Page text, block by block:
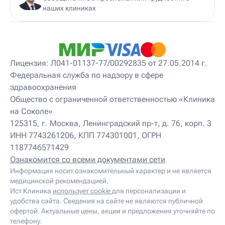
Детский мануальный терапевт
Детский массажист
Детский невропатолог
Детский нейропсихолог
Детский нутрициолог
Детский ортопед
Детский остеопат
Детский отоневролог
Детский подиатр
Детский психолог
Детский психотерапевт
Детский реабилитолог
Детский ревматолог
Детский рефлексотерапевт
Детский сомнолог
Детский спортивный врач
Детский травматолог
Детский травматолог-ортопед
Детский физиотерапевт
наших клиниках
Лицензия: Л041-01137-77/00292835 от 27.05.2014 г.
Федеральная служба по надзору в сфере
здравоохранения
Общество с ограниченной ответственностью «Клиника
на Соколе»
125315, г. Москва, Ленинградский пр-т, д. 76, корп. 3
ИНН 7743261206, КПП 774301001, ОГРН
1187746571429
Ознакомится со всеми документами сети
Информация носит ознакомительный характер и не является
медицинской рекомендацией.
Ист Клиника использует cookie для персонализации и
удобства сайта. Сведения на сайте не являются публичной
офертой. Актуальные цены, акции и предложения уточняйте по
телефону.